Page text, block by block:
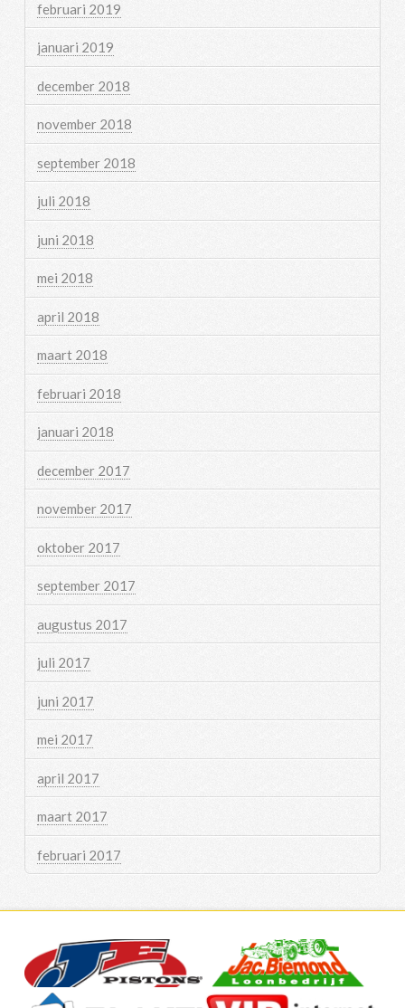
februari 2019
januari 2019
december 2018
november 2018
september 2018
juli 2018
juni 2018
mei 2018
april 2018
maart 2018
februari 2018
januari 2018
december 2017
november 2017
oktober 2017
september 2017
augustus 2017
juli 2017
juni 2017
mei 2017
april 2017
maart 2017
februari 2017